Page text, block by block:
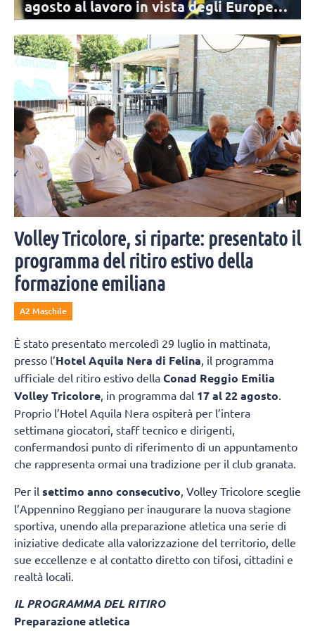
agosto. Candi: “C’è grande entusiasmo”
delle atlete delle Nazionali. A settembre i primi allenamenti
congiunti.
Volley Tricolore, si riparte: presentato il
programma del ritiro estivo della
formazione emiliana
A2 Maschile
È stato presentato mercoledì 29 luglio in mattinata,
presso l’Hotel Aquila Nera di Felina, il programma
ufficiale del ritiro estivo della Conad Reggio Emilia
Volley Tricolore, in programma dal 17 al 22 agosto.
Proprio l’Hotel Aquila Nera ospiterà per l’intera
settimana giocatori, staff tecnico e dirigenti,
confermandosi punto di riferimento di un appuntamento
che rappresenta ormai una tradizione per il club granata.
Per il settimo anno consecutivo , Volley Tricolore sceglie
l’Appennino Reggiano per inaugurare la nuova stagione
sportiva, unendo alla preparazione atletica una serie di
iniziative dedicate alla valorizzazione del territorio, delle
sue eccellenze e al contatto diretto con tifosi, cittadini e
realtà locali.
IL PROGRAMMA DEL RITIRO
Preparazione atletica